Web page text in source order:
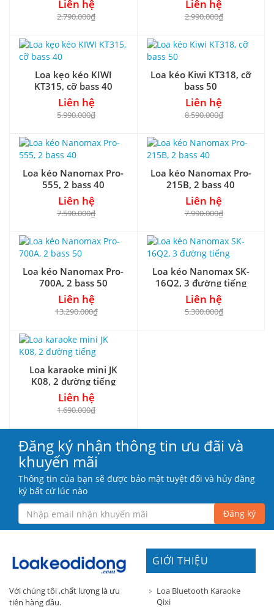
Liên hệ
2.790.000₫
Liên hệ
2.990.000₫
Loa kẹo kéo KIWI
KT315, cỡ bass 40
Liên hệ
5.990.000₫
Loa kéo Kiwi KT318, cỡ
bass 50
Liên hệ
8.590.000₫
Loa kéo Nanomax Pro-
555, 2 bass 40
Liên hệ
7.590.000₫
Loa kéo Nanomax Pro-
215B, 2 bass 40
Liên hệ
7.990.000₫
Loa kéo Nanomax Pro-
700A, 2 bass 50
Liên hệ
13.290.000₫
Loa kéo Nanomax SK-
16Q2, 3 đường tiếng
Liên hệ
5.300.000₫
Loa karaoke mini JK
K08, 2 đường tiếng
Liên hệ
1.690.000₫
Đăng ký nhận thông tin ưu đãi và
khuyến mãi
Thông tin của bạn sẽ được bảo mật tuyệt đối và hủy đăng
ký bất cứ lúc nào
Đăng ký
Với chúng tôi ,chất lượng là ưu
tiên hàng đầu.
GIỚI THIỆU
Loa Bluetooth Karaoke
Qixi